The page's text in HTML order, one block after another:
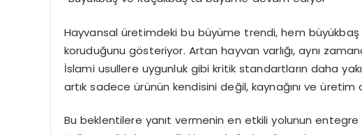
Hayvansal üretimdeki bu büyüme trendi, hem
koruduğunu gösteriyor. Artan hayvan varlığı, aynı
İslami usullere uygunluk gibi kritik standartların daha
artık sadece ürünün kendisini değil, kaynağını ve üretim
Bu beklentilere yanıt vermenin en etkili yolunun